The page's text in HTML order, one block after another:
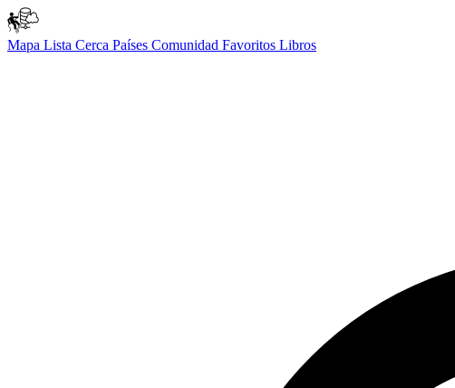
Mapa Lista Cerca Países Comunidad Favoritos Libros